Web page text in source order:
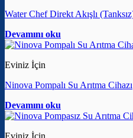
Water Chef Direkt Akışlı
Devamını oku
Eviniz İçin
Ninova Pompalı Su Arıtma Cihazı
Devamını oku